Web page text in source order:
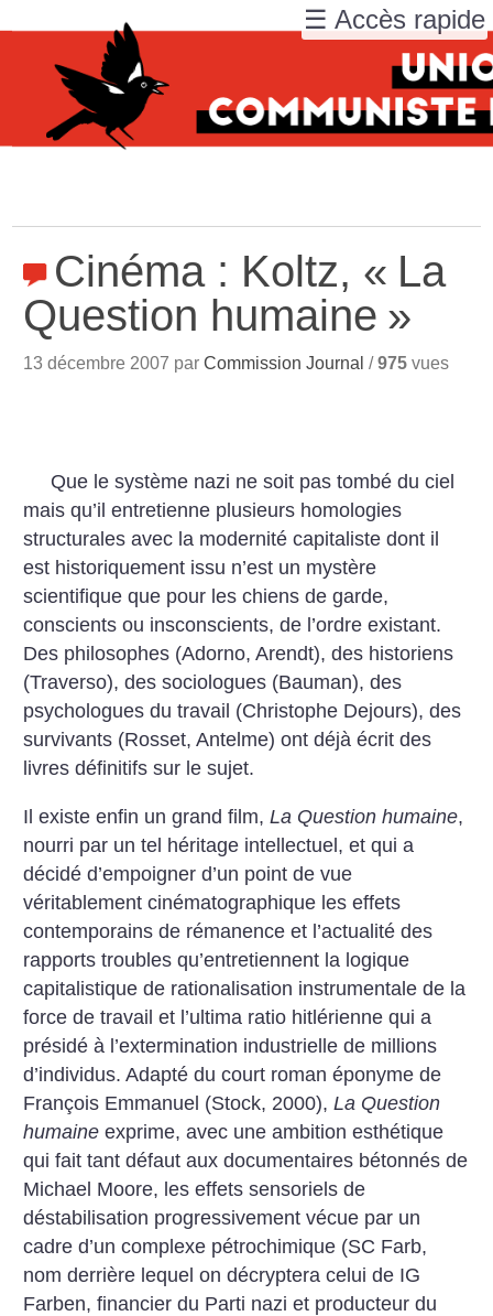
Cinéma : Koltz, « La
Question humaine »
13 décembre 2007 parCommission Journal /975 vues
Que le système nazi ne soit pas tombé du ciel
mais qu’il entretienne plusieurs homologies
structurales avec la modernité capitaliste dont il
est historiquement issu n’est un mystère
scientifique que pour les chiens de garde,
conscients ou insconscients, de l’ordre existant.
Des philosophes (Adorno, Arendt), des historiens
(Traverso), des sociologues (Bauman), des
psychologues du travail (Christophe Dejours), des
survivants (Rosset, Antelme) ont déjà écrit des
livres définitifs sur le sujet.
Il existe enfin un grand film,La Question humaine,
nourri par un tel héritage intellectuel, et qui a
décidé d’empoigner d’un point de vue
véritablement cinématographique les effets
contemporains de rémanence et l’actualité des
rapports troubles qu’entretiennent la logique
capitalistique de rationalisation instrumentale de la
force de travail et l’ultima ratio hitlérienne qui a
présidé à l’extermination industrielle de millions
d’individus. Adapté du court roman éponyme de
François Emmanuel (Stock, 2000),La Question
humaine exprime, avec une ambition esthétique
qui fait tant défaut aux documentaires bétonnés de
Michael Moore, les effets sensoriels de
déstabilisation progressivement vécue par un
cadre d’un complexe pétrochimique (SC Farb,
nom derrière lequel on décryptera celui de IG
Farben, financier du Parti nazi et producteur du
☰ Accès rapide